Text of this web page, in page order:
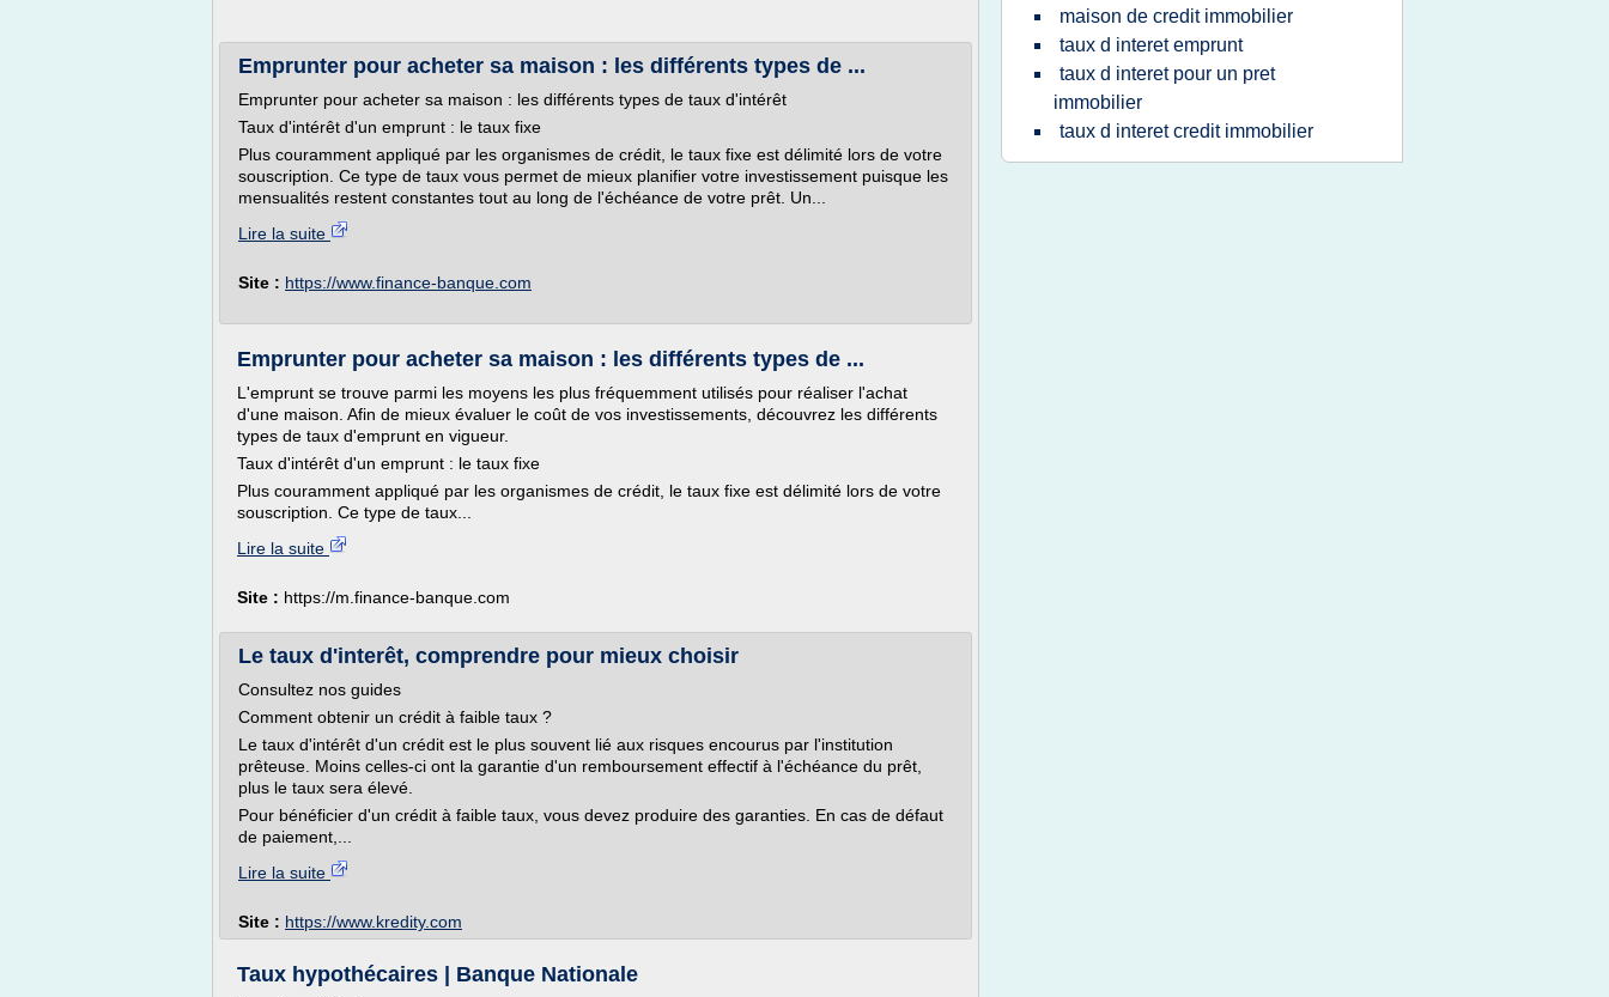
Emprunter pour acheter sa maison : les différents types de ...
Emprunter pour acheter sa maison : les différents types de taux d'intérêt
Taux d'intérêt d'un emprunt : le taux fixe
Plus couramment appliqué par les organismes de crédit, le taux fixe est délimité lors de votre
souscription. Ce type de taux vous permet de mieux planifier votre investissement puisque les
mensualités restent constantes tout au long de l'échéance de votre prêt. Un...
Lire la suite
Site : https://www.finance-banque.com
Emprunter pour acheter sa maison : les différents types de ...
L'emprunt se trouve parmi les moyens les plus fréquemment utilisés pour réaliser l'achat
d'une maison. Afin de mieux évaluer le coût de vos investissements, découvrez les différents
types de taux d'emprunt en vigueur.
Taux d'intérêt d'un emprunt : le taux fixe
Plus couramment appliqué par les organismes de crédit, le taux fixe est délimité lors de votre
souscription. Ce type de taux...
Lire la suite
Site : https://m.finance-banque.com
Le taux d'interêt, comprendre pour mieux choisir
Consultez nos guides
Comment obtenir un crédit à faible taux ?
Le taux d'intérêt d'un crédit est le plus souvent lié aux risques encourus par l'institution
prêteuse. Moins celles-ci ont la garantie d'un remboursement effectif à l'échéance du prêt,
plus le taux sera élevé.
Pour bénéficier d'un crédit à faible taux, vous devez produire des garanties. En cas de défaut
de paiement,...
Lire la suite
Site : https://www.kredity.com
Taux hypothécaires | Banque Nationale
maison de credit immobilier
taux d interet emprunt
taux d interet pour un pret
immobilier
taux d interet credit immobilier